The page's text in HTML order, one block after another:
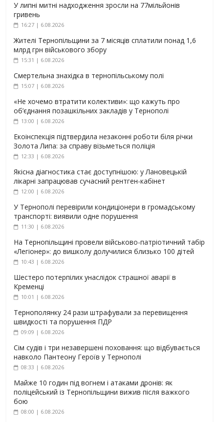
У липні митні надходження зросли на 77мільйонів
гривень
16:27 | 6.08.2026
Жителі Тернопільщини за 7 місяців сплатили понад 1,6
млрд грн військового збору
15:31 | 6.08.2026
Смертельна знахідка в тернопільському полі
15:07 | 6.08.2026
«Не хочемо втратити колективи»: що кажуть про
об’єднання позашкільних закладів у Тернополі
13:00 | 6.08.2026
Екоінспекція підтвердила незаконні роботи біля річки
Золота Липа: за справу візьметься поліція
12:33 | 6.08.2026
Якісна діагностика стає доступнішою: у Лановецькій
лікарні запрацював сучасний рентген-кабінет
12:00 | 6.08.2026
У Тернополі перевірили кондиціонери в громадському
транспорті: виявили одне порушення
11:30 | 6.08.2026
На Тернопільщині провели військово-патріотичний табір
«Легіонер»: до вишколу долучилися близько 100 дітей
10:43 | 6.08.2026
Шестеро потерпілих унаслідок страшної аварії в
Кременці
10:01 | 6.08.2026
Тернополянку 24 рази штрафували за перевищення
швидкості та порушення ПДР
09:09 | 6.08.2026
Сім судів і три незавершені поховання: що відбувається
навколо Пантеону Героїв у Тернополі
08:33 | 6.08.2026
Майже 10 годин під вогнем і атаками дронів: як
поліцейський із Тернопільщини вижив після важкого
бою
08:00 | 6.08.2026